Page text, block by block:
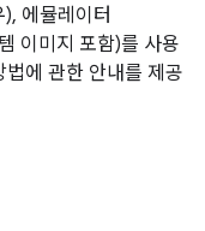
에뮬레이터
이미지 포함)를 사용
법에 관한 안내를 제공